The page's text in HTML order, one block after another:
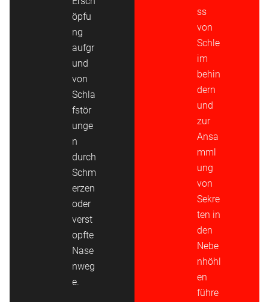
öpfu
ng
aufgr
und
von
Schla
fstör
unge
n
durch
Schm
erzen
oder
verst
opfte
Nase
nweg
e.
ss
von
Schle
im
behin
dern
und
zur
Ansa
mml
ung
von
Sekre
ten in
den
Nebe
nhöhl
en
führe